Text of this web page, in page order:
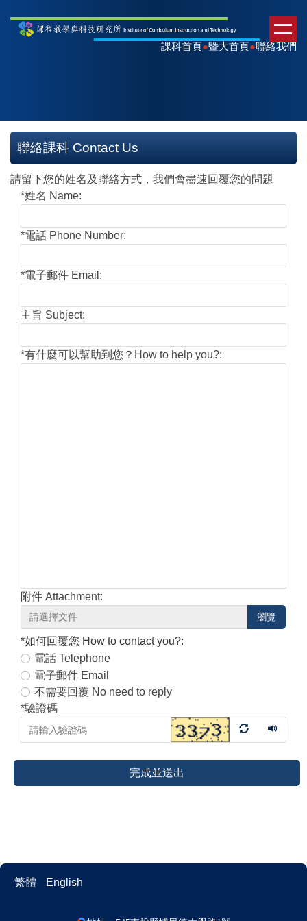
課科首頁●暨大首頁●聯絡我們
聯絡課科 Contact Us
請留下您的姓名及聯絡方式，我們會盡速回覆您的問題
*姓名 Name:
*電話 Phone Number:
*電子郵件 Email:
主旨 Subject:
*有什麼可以幫助到您？How to help you?:
附件 Attachment:
瀏覽
*如何回覆您 How to contact you?:
電話 Telephone
電子郵件 Email
不需要回覆 No need to reply
*驗證碼
完成並送出
繁體 English